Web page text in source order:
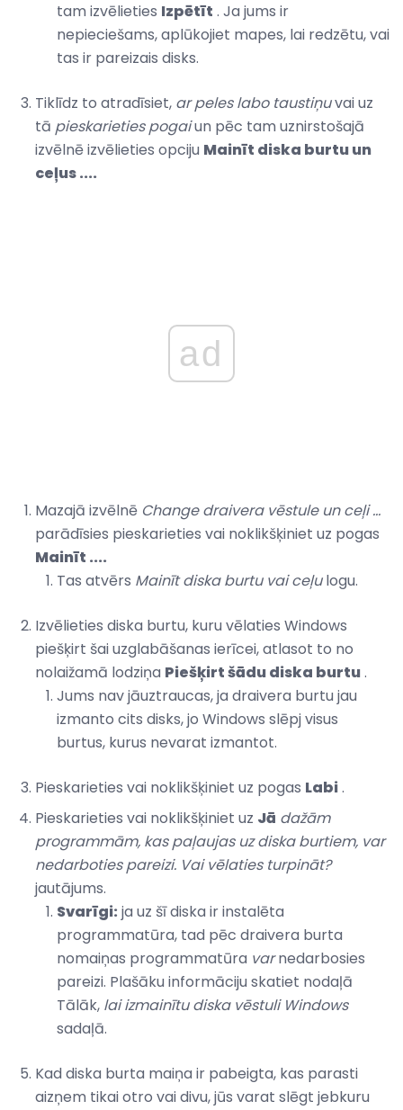
tam izvēlieties Izpētīt . Ja jums ir
nepieciešams, aplūkojiet mapes, lai redzētu, vai
tas ir pareizais disks.
Tiklīdz to atradīsiet, ar peles labo taustiņuvai uz
tā pieskarieties pogaiun pēc tam uznirstošajā
izvēlnē izvēlieties opciju Mainīt diska burtu un
ceļus ....
ad
Mazajā izvēlnē Change draivera vēstule un ceļi ...
parādīsies pieskarieties vai noklikšķiniet uz pogas
Mainīt ....
Tas atvērs Mainīt diska burtu vai ceļulogu.
Izvēlieties diska burtu, kuru vēlaties Windows
piešķirt šai uzglabāšanas ierīcei, atlasot to no
nolaižamā lodziņa Piešķirt šādu diska burtu.
Jums nav jāuztraucas, ja draivera burtu jau
izmanto cits disks, jo Windows slēpj visus
burtus, kurus nevarat izmantot.
Pieskarieties vai noklikšķiniet uz pogas Labi.
Pieskarieties vai noklikšķiniet uz Jā dažām
programmām, kas paļaujas uz diska burtiem, var
nedarboties pareizi. Vai vēlaties turpināt?
jautājums.
Svarīgi: ja uz šī diska ir instalēta
programmatūra, tad pēc draivera burta
nomaiņas programmatūra varnedarbosies
pareizi. Plašāku informāciju skatiet nodaļā
Tālāk, lai izmainītu diska vēstuli Windows
sadaļā.
Kad diska burta maiņa ir pabeigta, kas parasti
aizņem tikai otro vai divu, jūs varat slēgt jebkuru